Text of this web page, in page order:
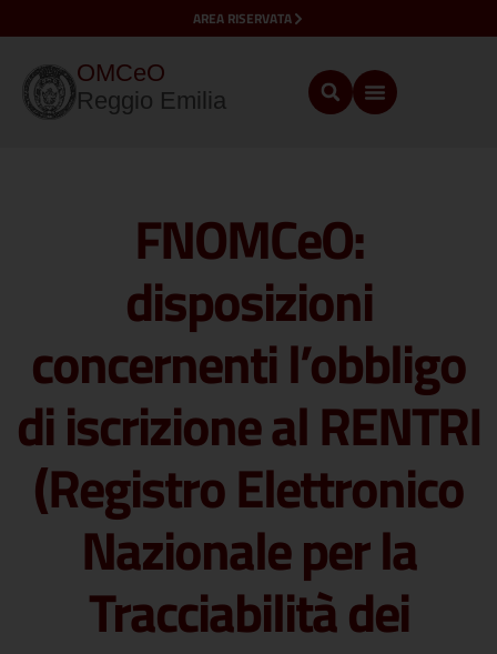
AREA RISERVATA
OMCeO
Reggio Emilia
FNOMCeO:
disposizioni
concernenti l’obbligo
di iscrizione al RENTRI
(Registro Elettronico
Nazionale per la
Tracciabilità dei